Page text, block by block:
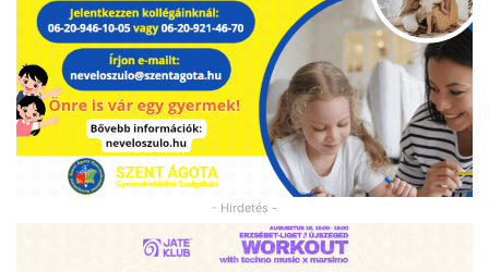
- Hirdetés -